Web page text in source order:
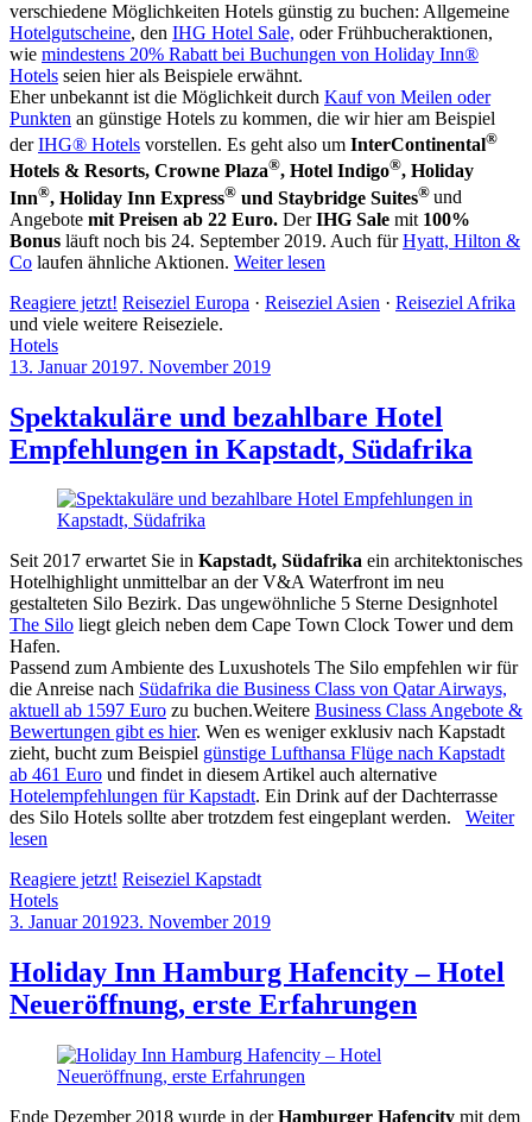
verschiedene Möglichkeiten Hotels günstig zu buchen: Allgemeine
Hotelgutscheine, den IHG Hotel Sale, oder Frühbucheraktionen,
wie mindestens 20% Rabatt bei Buchungen von Holiday Inn®
Hotels seien hier als Beispiele erwähnt.
Eher unbekannt ist die Möglichkeit durch Kauf von Meilen oder
Punkten an günstige Hotels zu kommen, die wir hier am Beispiel
derIHG® Hotels vorstellen. Es geht also um InterContinental®
Hotels & Resorts, Crowne Plaza®, Hotel Indigo®, Holiday
Inn®, Holiday Inn Express® und Staybridge Suites® und
Angebote mit Preisen ab 22 Euro. DerIHG Sale mit 100%
Bonus läuft noch bis 24. September 2019. Auch fürHyatt, Hilton &
Co laufen ähnliche Aktionen. Weiter lesen
Reagiere jetzt! Reiseziel Europa · Reiseziel Asien · Reiseziel Afrika
und viele weitere Reiseziele.
Hotels
13. Januar 20197. November 2019
Allan
Spektakuläre und bezahlbare Hotel
Empfehlungen in Kapstadt, Südafrika
Seit 2017 erwartet Sie in Kapstadt, Südafrika ein architektonisches
Hotelhighlight unmittelbar an der V&A Waterfront im neu
gestalteten Silo Bezirk. Das ungewöhnliche 5 Sterne Designhotel
The Silo liegt gleich neben dem Cape Town Clock Tower und dem
Hafen.
Passend zum Ambiente des Luxushotels The Silo empfehlen wir für
die Anreise nach Südafrika die Business Class von Qatar Airways,
aktuell ab 1597 Euro zu buchen.Weitere Business Class Angebote &
Bewertungen gibt es hier. Wen es weniger exklusiv nach Kapstadt
zieht, bucht zum Beispiel günstige Lufthansa Flüge nach Kapstadt
ab 461 Euro und findet in diesem Artikel auch alternative
Hotelempfehlungen für Kapstadt. Ein Drink auf der Dachterrasse
des Silo Hotels sollte aber trotzdem fest eingeplant werden. Weiter
lesen
Reagiere jetzt! Reiseziel Kapstadt
Hotels
3. Januar 201923. November 2019
Allan
Holiday Inn Hamburg Hafencity – Hotel
Neueröffnung, erste Erfahrungen
Ende Dezember 2018 wurde in derHamburger Hafencity mit dem